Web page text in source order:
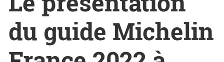
du guide Michelin